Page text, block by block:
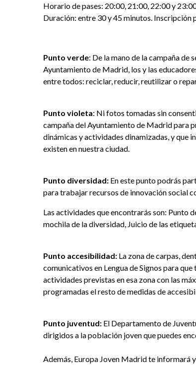
Horario de pases: 20:00, 21:00, 22:00 y
Duración: entre 30 y 45 minutos. Inscripción
Punto verde: De la mano de la campaña
Ayuntamiento de Madrid, los y las
entre todos: reciclar, reducir, reutilizar o
Punto violeta: Ni fotos tomadas sin
campaña del Ayuntamiento de Madrid para
dinámicas y actividades dinamizadas, y que
existen en nuestra ciudad.
Punto diversidad: En este punto podrás
para trabajar recursos de innovación social
Las actividades que encontrarás son: Punto
mochila de la diversidad, Juicio de las
Punto accesibilidad: La zona de carpas,
comunicativos en Lengua de Signos para
actividades previstas en esa zona con las
programadas el resto de medidas de
Punto juventud: El Departamento de
dirigidos a la población joven que puedes
Además, Europa Joven Madrid te informará